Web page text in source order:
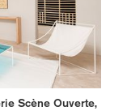
Scène Ouverte,